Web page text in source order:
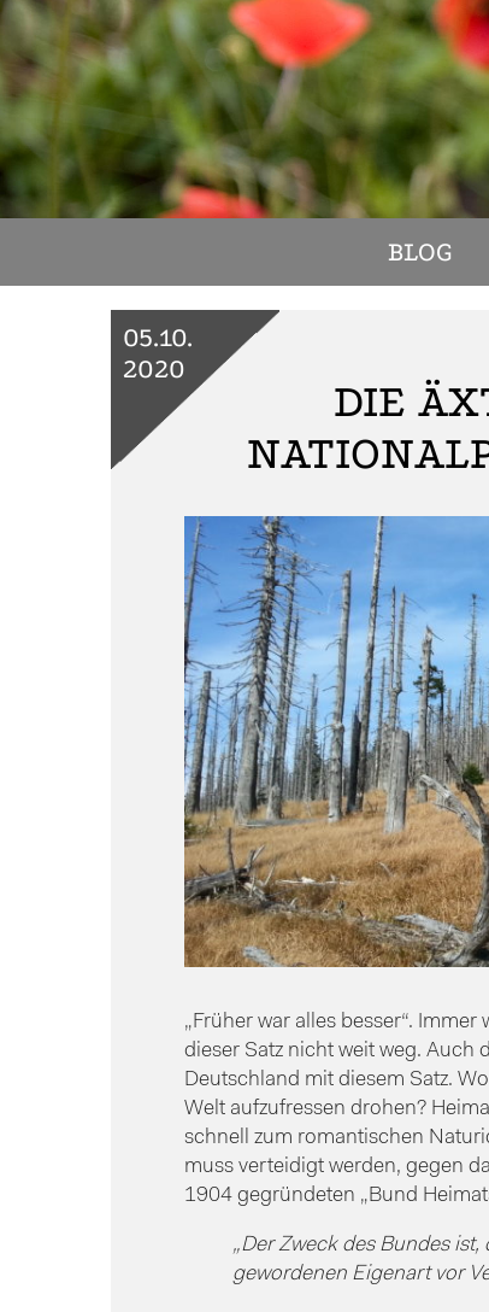
BLOG
DIE
05.10.
2020
„Früher war alles besser“.
dieser Satz nicht weit weg. Auch
Deutschland mit diesem Satz.
Welt aufzufressen drohen?
schnell zum romantischen
muss verteidigt werden, gegen
1904 gegründeten „Bund
„Der Zweck des Bundes
gewordenen Eigenart vor